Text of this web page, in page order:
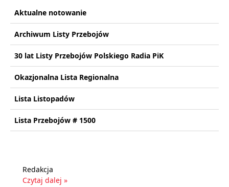
Aktualne notowanie
Archiwum Listy Przebojów
30 lat Listy Przebojów Polskiego Radia PiK
Okazjonalna Lista Regionalna
Lista Listopadów
Lista Przebojów # 1500
Redakcja
Czytaj dalej »